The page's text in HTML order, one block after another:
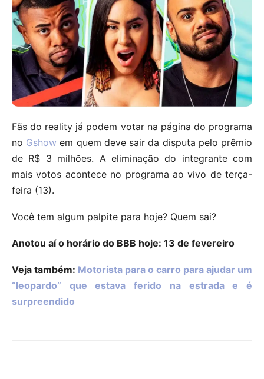
Fãs do reality já podem votar na página do programa
no Gshow em quem deve sair da disputa pelo prêmio
de R$ 3 milhões. A eliminação do integrante com
mais votos acontece no programa ao vivo de terça-
feira (13).
Você tem algum palpite para hoje? Quem sai?
Anotou aí o horário do BBB hoje: 13 de fevereiro
Veja também: Motorista para o carro para ajudar um
“leopardo” que estava ferido na estrada e é
surpreendido